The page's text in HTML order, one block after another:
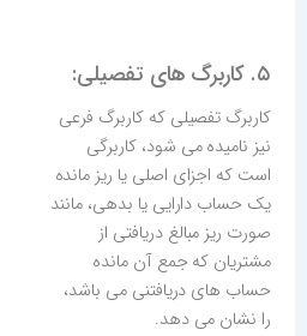
‎۵. کاربرگ های تفصیلی:
کاربرگ تفصیلی که کاربرگ فرعی
نیز نامیده می شود، کاربرگی
است که اجزای اصلی یا ریز مانده
یک حساب دارایی یا بدهی، مانند
صورت ریز مبالغ دریافتی از
مشتریان که جمع آن مانده
حساب های دریافتنی می باشد،
را نشان می دهد.